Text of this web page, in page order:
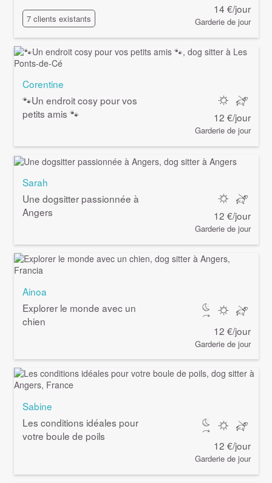
7 clients existants
14 €/jour
Garderie de jour
Corentine
🐾Un endroit cosy pour vos
petits amis 🐾
12 €/jour
Garderie de jour
Sarah
Une dogsitter passionnée à
Angers
12 €/jour
Garderie de jour
Ainoa
Explorer le monde avec un
chien
12 €/jour
Garderie de jour
Sabine
Les conditions idéales pour
votre boule de poils
12 €/jour
Garderie de jour